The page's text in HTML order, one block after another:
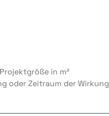
in m²
oder Zeitraum der Wirkung